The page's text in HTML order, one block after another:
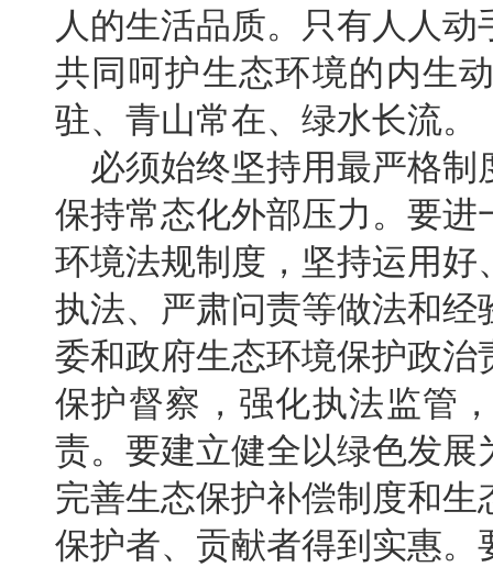
人的生活品质。只有人人
共同呵护生态环境的内生
驻、青山常在、绿水长流。
必须始终坚持用最严格
保持常态化外部压力。要
环境法规制度，坚持运用
执法、严肃问责等做法和
委和政府生态环境保护政
保护督察，强化执法监管
责。要建立健全以绿色发
完善生态保护补偿制度和
保护者、贡献者得到实惠